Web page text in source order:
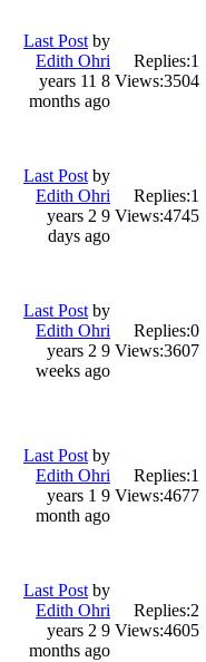
Replies:1
Views:3504
Last Post by
Edith Ohri
8 years 11
months ago
Replies:1
Views:4745
Last Post by
Edith Ohri
9 years 2
days ago
Replies:0
Views:3607
Last Post by
Edith Ohri
9 years 2
weeks ago
Replies:1
Views:4677
Last Post by
Edith Ohri
9 years 1
month ago
Replies:2
Views:4605
Last Post by
Edith Ohri
9 years 2
months ago